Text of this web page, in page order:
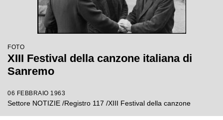
FOTO
XIII Festival della canzone italiana di
Sanremo
06 FEBBRAIO 1963
Settore NOTIZIE /Registro 117 /XIII Festival della canzone